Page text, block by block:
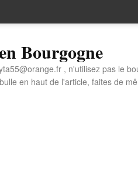
Bourgogne
, n'utilisez pas le
en haut de l'article, faites de